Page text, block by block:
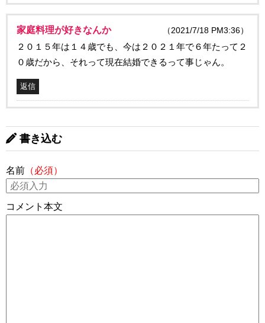
家庭料理が好きなんか （2021/7/18 PM3:36）
２０１５年は１４歳でも、今は２０２１年で６年たって２
０歳だから、それって現在結婚できるって事じゃん。
返信
書き込む
名前 （必須）
コメント本文